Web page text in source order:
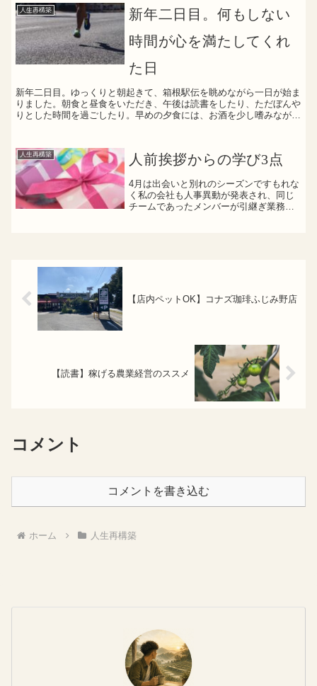
BBQ用の買い出し不用品の買...
人生再構築
新年二日目。何もしない
時間が心を満たしてくれ
た日
新年二日目。ゆっくりと朝起きて、箱根駅伝を眺めながら一日が始ま
りました。朝食と昼食をいただき、午後は読書をしたり、ただぼんや
りとした時間を過ごしたり。早めの夕食には、お酒を少し嗜みなが
人生再構築 人前挨拶からの学び3点
4月は出会いと別れのシーズンですもれな
く私の会社も人事異動が発表され、同じ
チームであったメンバーが引継ぎ業務も
【店内ペットOK】コナズ珈琲ふじみ野店
【読書】稼げる農業経営のススメ
コメント
コメントを書き込む
ホーム 人生再構築